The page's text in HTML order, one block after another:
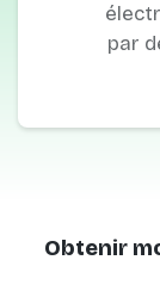
par
Obtenir